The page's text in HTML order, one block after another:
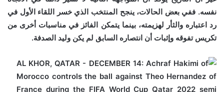
نفسه. ففي بعض الحالات، ينجح المنتخب الذي خسر اللقاء الأول في
رد اعتباره والثأر لهزيمته، بينما يتمكن الفائز في مناسبات أخرى من
تكريس تفوقه وإثبات أن انتصاره السابق لم يكن وليد الصدفة.